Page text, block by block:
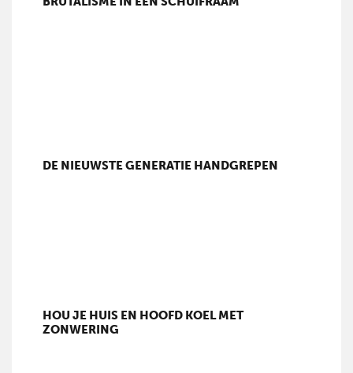
DE NIEUWSTE GENERATIE HANDGREPEN
HOU JE HUIS EN HOOFD KOEL MET
ZONWERING